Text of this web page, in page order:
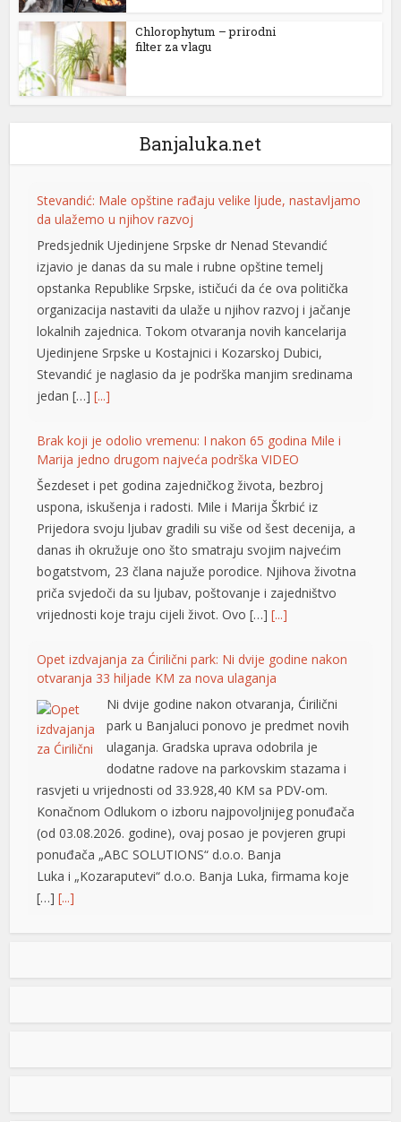
Chlorophytum – prirodni
filter za vlagu
Banjaluka.net
Stevandić: Male opštine rađaju velike ljude, nastavljamo
da ulažemo u njihov razvoj
Predsjednik Ujedinjene Srpske dr Nenad Stevandić
izjavio je danas da su male i rubne opštine temelj
opstanka Republike Srpske, ističući da će ova politička
organizacija nastaviti da ulaže u njihov razvoj i jačanje
lokalnih zajednica. Tokom otvaranja novih kancelarija
Ujedinjene Srpske u Kostajnici i Kozarskoj Dubici,
Stevandić je naglasio da je podrška manjim sredinama
jedan […][...]
Brak koji je odolio vremenu: I nakon 65 godina Mile i
Marija jedno drugom najveća podrška VIDEO
Šezdeset i pet godina zajedničkog života, bezbroj
uspona, iskušenja i radosti. Mile i Marija Škrbić iz
Prijedora svoju ljubav gradili su više od šest decenija, a
danas ih okružuje ono što smatraju svojim najvećim
bogatstvom, 23 člana najuže porodice. Njihova životna
priča svjedoči da su ljubav, poštovanje i zajedništvo
vrijednosti koje traju cijeli život. Ovo […][...]
Opet izdvajanja za Ćirilični park: Ni dvije godine nakon
otvaranja 33 hiljade KM za nova ulaganja
Ni dvije godine nakon otvaranja, Ćirilični
park u Banjaluci ponovo je predmet novih
ulaganja. Gradska uprava odobrila je
dodatne radove na parkovskim stazama i
rasvjeti u vrijednosti od 33.928,40 KM sa PDV-om.
Konačnom Odlukom o izboru najpovoljnijeg ponuđača
(od 03.08.2026. godine), ovaj posao je povjeren grupi
ponuđača „ABC SOLUTIONS“ d.o.o. Banja
Luka i „Kozaraputevi“ d.o.o. Banja Luka, firmama koje
[…][...]
1954. godine u Ljubotićima, a veći dio života proveo je u
iskustvom u području osiguranja te je od samih